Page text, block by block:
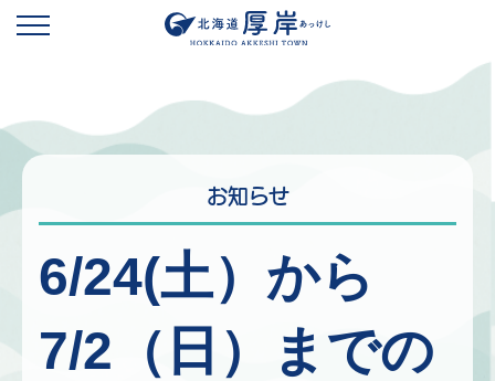
お知らせ
6/24(土）から
7/2（日）までの